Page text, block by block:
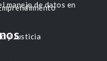
y Justicia
manejo de datos en